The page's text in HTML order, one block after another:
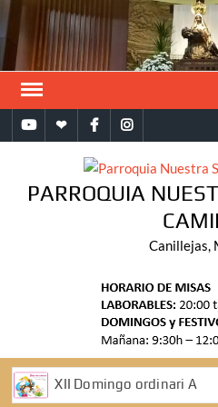
Saltar
al
contenido
YouTubeBandomovil
FacebookInstagram
PARROQUIA
Canillejas,
XII Domingo ordinari A